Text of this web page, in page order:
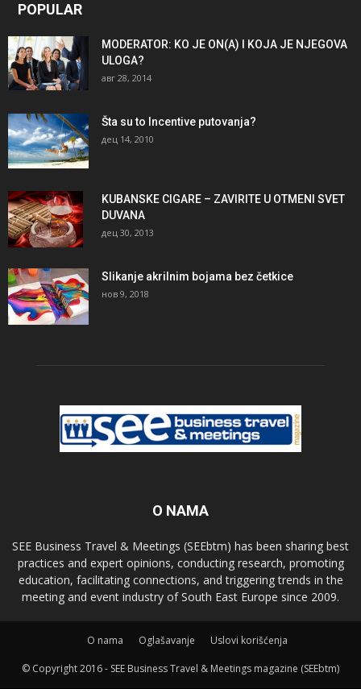
POPULAR
MODERATOR: KO JE ON(A) I KOJA JE NJEGOVA
ULOGA?
авг 28, 2014
Šta su to Incentive putovanja?
дец 14, 2010
KUBANSKE CIGARE – ZAVIRITE U OTMENI SVET
DUVANA
дец 30, 2013
Slikanje akrilnim bojama bez četkice
нов 9, 2018
O NAMA
SEE Business Travel & Meetings (SEEbtm) has been sharing best
practices and expert opinions, conducting research, promoting
education, facilitating connections, and triggering trends in the
meeting and event industry of South East Europe since 2009.
О nama Oglašavanje Uslovi korišćenja
© Copyright 2016 - SEE Business Travel & Meetings magazine (SEEbtm)